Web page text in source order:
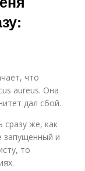
что
aureus. Она
дал сбой.
сразу же, как
запущенный и
то